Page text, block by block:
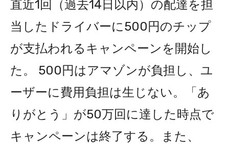
直近1回（過去14日以内）の配達を担
当したドライバーに500円のチップ
が支払われるキャンペーンを開始し
た。 500円はアマゾンが負担し、ユ
ーザーに費用負担は生じない。「あ
りがとう」が50万回に達した時点で
キャンペーンは終了する。また、